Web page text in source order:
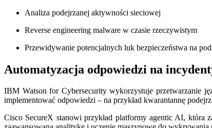
Analiza podejrzanej aktywności sieciowej
Reverse engineering malware w czasie rzeczywistym
Przewidywanie potencjalnych luk bezpieczeństwa na
Automatyzacja odpowiedzi na
IBM Watson for Cybersecurity wykorzystuje przetwarzanie
implementować odpowiedzi – na przykład kwarantannę
Cisco SecureX stanowi przykład platformy agentic AI, która